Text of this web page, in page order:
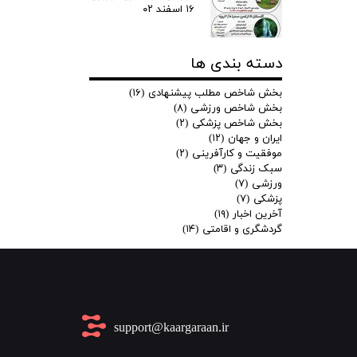
۱۶ اسفند ۰۲
دسته بندی ها
بخش شاخص مطلب پیشنهادی (۱۶)
بخش شاخص ورزشی (۸)
بخش شاخص پزشکی (۲)
ایران و جهان (۱۲)
موفقیت و کارآفرینی (۲)
سبک زندگی (۳)
ورزشی (۷)
پزشکی (۷)
آخرین اخبار (۱۹)
گردشگری و اقامتی (۱۴)
​support@kaargaraan.ir